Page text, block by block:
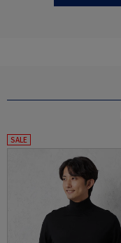
SALE